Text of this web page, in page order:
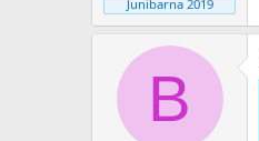
Junibarna 2019
B